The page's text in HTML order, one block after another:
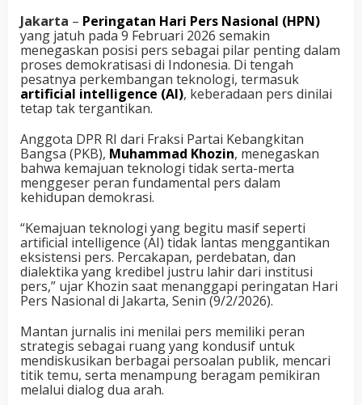
Jakarta – Peringatan Hari Pers Nasional (HPN)
yang jatuh pada 9 Februari 2026 semakin
menegaskan posisi pers sebagai pilar penting dalam
proses demokratisasi di Indonesia. Di tengah
pesatnya perkembangan teknologi, termasuk
artificial intelligence (AI), keberadaan pers dinilai
tetap tak tergantikan.
Anggota DPR RI dari Fraksi Partai Kebangkitan
Bangsa (PKB), Muhammad Khozin, menegaskan
bahwa kemajuan teknologi tidak serta-merta
menggeser peran fundamental pers dalam
kehidupan demokrasi.
“Kemajuan teknologi yang begitu masif seperti
artificial intelligence (AI) tidak lantas menggantikan
eksistensi pers. Percakapan, perdebatan, dan
dialektika yang kredibel justru lahir dari institusi
pers,” ujar Khozin saat menanggapi peringatan Hari
Pers Nasional di Jakarta, Senin (9/2/2026).
Mantan jurnalis ini menilai pers memiliki peran
strategis sebagai ruang yang kondusif untuk
mendiskusikan berbagai persoalan publik, mencari
titik temu, serta menampung beragam pemikiran
melalui dialog dua arah.